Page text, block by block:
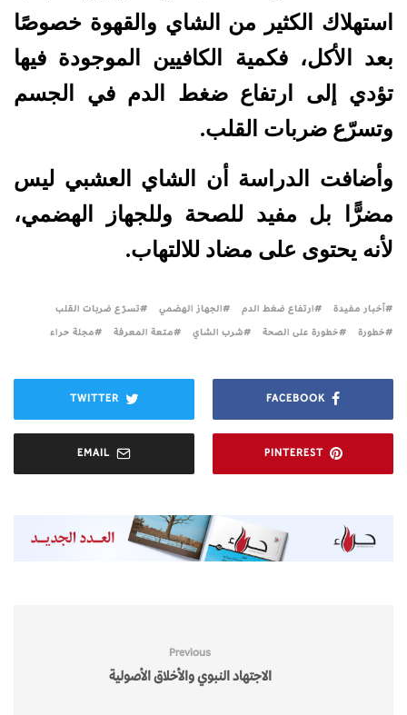
استهلاك الكثير من الشاي والقهوة خصوصًا
بعد الأكل، فكمية الكافيين الموجودة فيها
تؤدي إلى ارتفاع ضغط الدم في الجسم
وتسرّع ضربات القلب.
وأضافت الدراسة أن الشاي العشبي ليس
مضرًّا بل مفيد للصحة وللجهاز الهضمي،
لأنه يحتوى على مضاد للالتهاب.
أخبار مفيدة ارتفاع ضغط الدم الجهاز الهضمي
تسرّع ضربات القلب
خطورة
خطورة على الصحة شرب الشاي متعة المعرفة مجلة حراء
FACEBOOK
TWITTER
PINTEREST
EMAIL
Previous
الاجتهاد النبوي والأخلاق الأصولية